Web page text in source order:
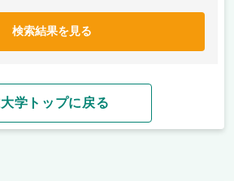
検索結果を見る
大学トップに戻る